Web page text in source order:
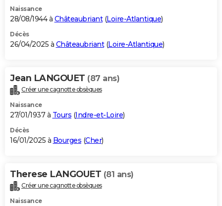
Naissance
28/08/1944 à Châteaubriant(Loire-Atlantique)
Décès
26/04/2025 à Châteaubriant(Loire-Atlantique)
Jean LANGOUET (87 ans)
Créer une cagnotte obsèques
Naissance
27/01/1937 à Tours (Indre-et-Loire)
Décès
16/01/2025 à Bourges (Cher)
Therese LANGOUET (81 ans)
Créer une cagnotte obsèques
Naissance